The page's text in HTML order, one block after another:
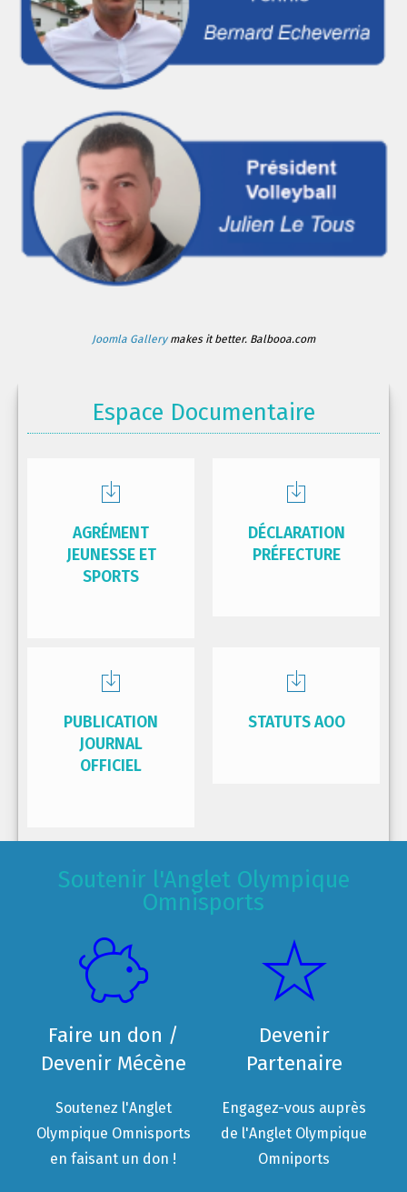
Joomla Gallerymakes it better. Balbooa.com
Espace Documentaire
AGRÉMENT
JEUNESSE ET
SPORTS
DÉCLARATION
PRÉFECTURE
PUBLICATION
JOURNAL
OFFICIEL
STATUTS AOO
Soutenir l'Anglet Olympique
Omnisports
Faire un don /
Devenir Mécène
Soutenez l'Anglet
Olympique Omnisports
en faisant un don !
Devenir
Partenaire
Engagez-vous auprès
de l'Anglet Olympique
Omniports